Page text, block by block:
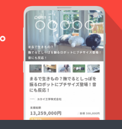
〇！
Thanks
for your
support
!」 の〇
〇〇〇
の部分
（文字
数・英/
問）」
を備考
欄でご